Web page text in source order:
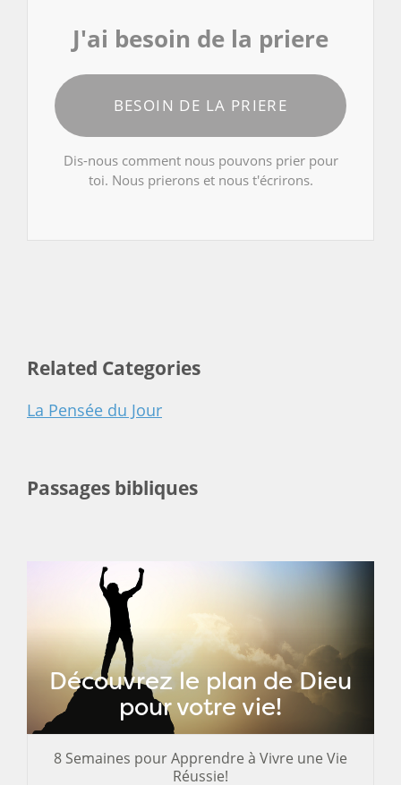
J'ai besoin de la priere
BESOIN DE LA PRIERE
Dis-nous comment nous pouvons prier pour
toi. Nous prierons et nous t'écrirons.
Related Categories
La Pensée du Jour
Passages bibliques
Découvrez le plan de Dieu
pour votre vie!
8 Semaines pour Apprendre à Vivre une Vie
Réussie!